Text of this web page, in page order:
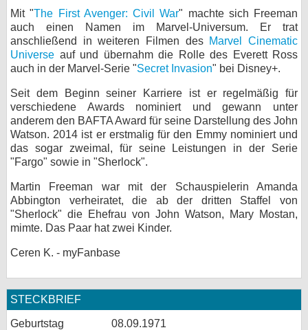
Mit "The First Avenger: Civil War" machte sich Freeman
auch einen Namen im Marvel-Universum. Er trat
anschließend in weiteren Filmen des Marvel Cinematic
Universe auf und übernahm die Rolle des Everett Ross
auch in der Marvel-Serie "Secret Invasion" bei Disney+.
Seit dem Beginn seiner Karriere ist er regelmäßig für
verschiedene Awards nominiert und gewann unter
anderem den BAFTA Award für seine Darstellung des John
Watson. 2014 ist er erstmalig für den Emmy nominiert und
das sogar zweimal, für seine Leistungen in der Serie
"Fargo" sowie in "Sherlock".
Martin Freeman war mit der Schauspielerin Amanda
Abbington verheiratet, die ab der dritten Staffel von
"Sherlock" die Ehefrau von John Watson, Mary Mostan,
mimte. Das Paar hat zwei Kinder.
Ceren K. - myFanbase
STECKBRIEF
Geburtstag
08.09.1971